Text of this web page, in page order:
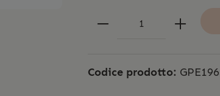
Codice prodotto: